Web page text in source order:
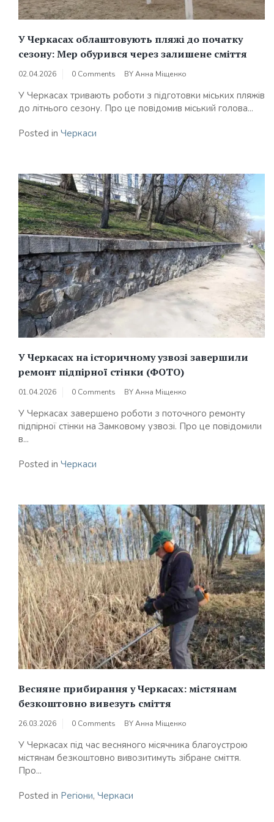
У Черкасах облаштовують пляжі до початку
сезону: Мер обурився через залишене сміття
02.04.2026 0 Comments BYАнна Міщенко
У Черкасах тривають роботи з підготовки міських пляжів
до літнього сезону. Про це повідомив міський голова...
Posted in Черкаси
У Черкасах на історичному узвозі завершили
ремонт підпірної стінки (ФОТО)
01.04.2026 0 Comments BYАнна Міщенко
У Черкасах завершено роботи з поточного ремонту
підпірної стінки на Замковому узвозі. Про це повідомили
в...
Posted in Черкаси
Весняне прибирання у Черкасах: містянам
безкоштовно вивезуть сміття
26.03.2026 0 Comments BYАнна Міщенко
У Черкасах під час весняного місячника благоустрою
містянам безкоштовно вивозитимуть зібране сміття.
Про...
Posted in Регіони, Черкаси